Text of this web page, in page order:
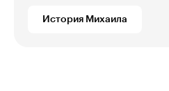
История Михаила